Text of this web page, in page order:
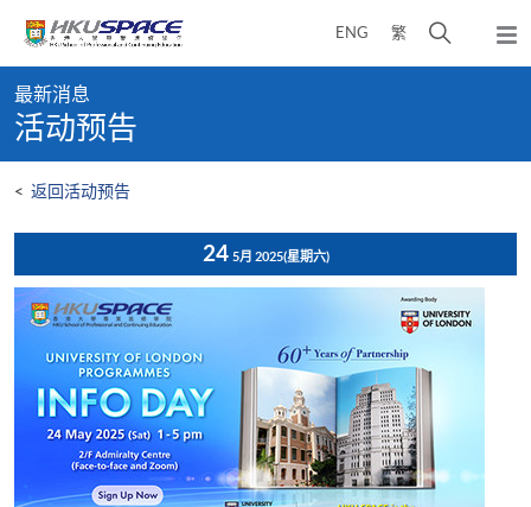
content
ENG 繁
开
弹
出
content
start
最新消息
活动预告
< 返回活动预告
24 5月 2025(星期六)